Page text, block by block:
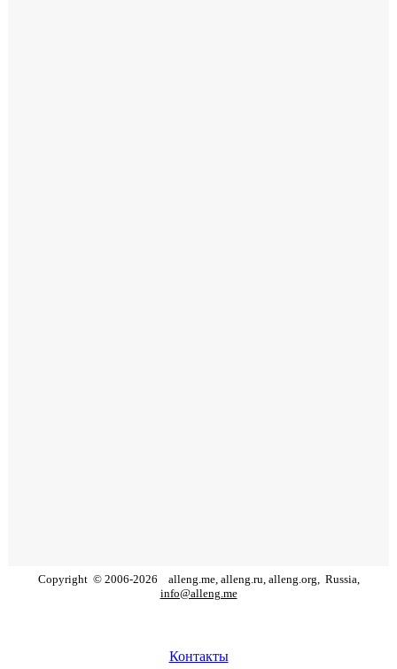
Copyright © 2006-2026 alleng.me, alleng.ru, alleng.org, Russia,
info@alleng.me
Контакты